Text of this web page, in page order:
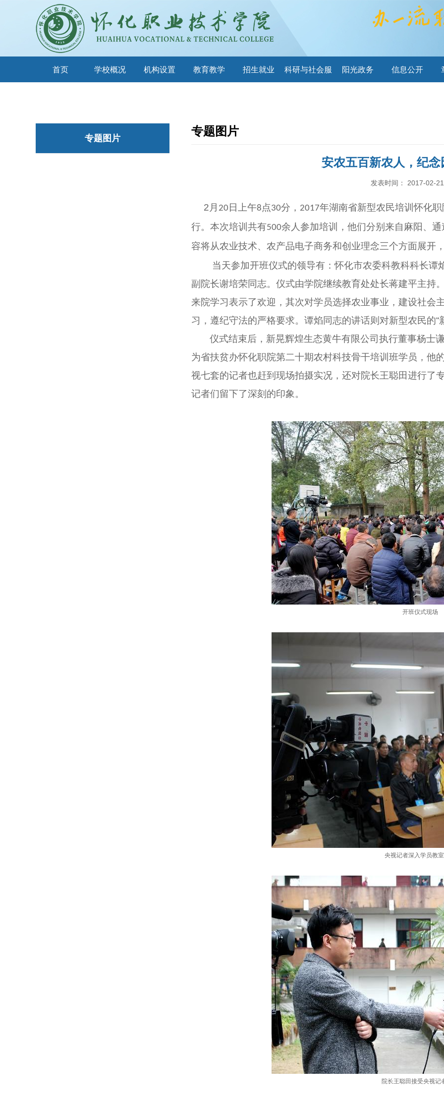
首页 学校概况 机构设置 教育教学 招生就业 科研与社会服 阳光政务 信息公开
专题图片
专题图片
安农五百新农人，纪
发表时间： 2017-02-21
2 月 20 日上午8 点30分， 2017年湖南省新型农民培训怀化
行。本次培训共有500余人参加培训，他们分别来自麻阳、
容将从农业技术、农产品电子商务和创业理念三个方面展开
当天参加开班仪式的领导有：怀化市农委科教科科长
副院长谢培荣同志。仪式由学院继续教育处处长蒋建平主持
来院学习表示了欢迎，其次对学员选择农业事业，建设社会
习，遵纪守法的严格要求。谭焰同志的讲话则对新型农民的“
仪式结束后，新晃辉煌生态黄牛有限公司执行董事杨士
为省扶贫办怀化职院第二十期农村科技骨干培训班学员，他
视七套的记者也赶到现场拍摄实况，还对院长王聪田进行了
记者们留下了深刻的印象。
开班仪式现场
央视记者深入学员教
院长王聪田接受央视记